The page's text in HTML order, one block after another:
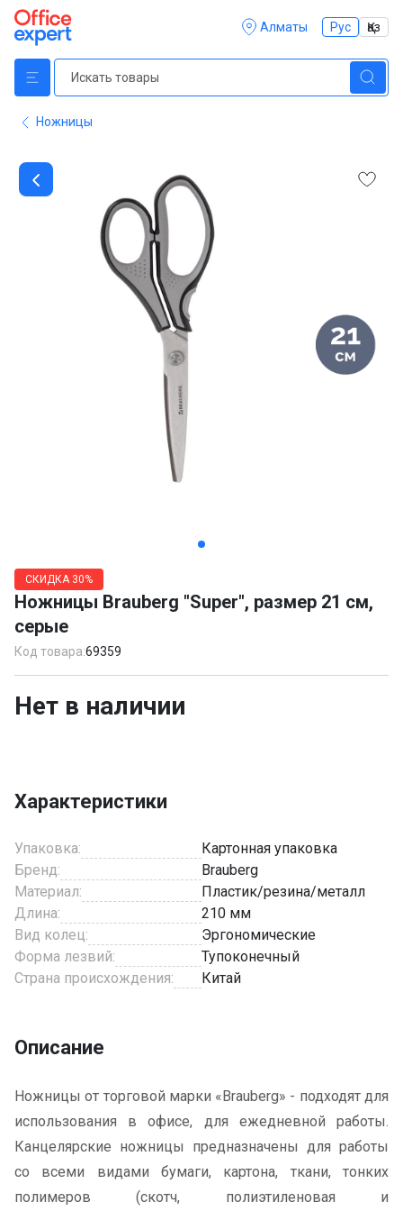
Алматы Рус Қаз
Ножницы
of
2
СКИДКА 30%
Ножницы Brauberg "Super", размер 21 см,
серые
Код товара:69359
Нет в наличии
Характеристики
Упаковка:
Картонная упаковка
Бренд:
Brauberg
Материал:
Пластик/резина/металл
Длина:
210 мм
Вид колец:
Эргономические
Форма лезвий:
Тупоконечный
Страна происхождения:
Китай
Описание
Ножницы от торговой марки «Brauberg» - подходят для
использования в офисе, для ежедневной работы.
Канцелярские ножницы предназначены для работы
со всеми видами бумаги, картона, ткани, тонких
полимеров (скотч, полиэтиленовая и